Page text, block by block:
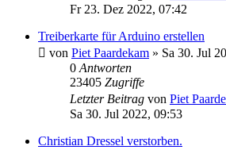
Fr 23. Dez 2022, 07:42
Treiberkarte für Arduino erstellen
von Piet Paardekam » Sa 30. Jul
0Antworten
23405 Zugriffe
Letzter Beitrag von Piet
Sa 30. Jul 2022, 09:53
Christian Dressel verstorben.